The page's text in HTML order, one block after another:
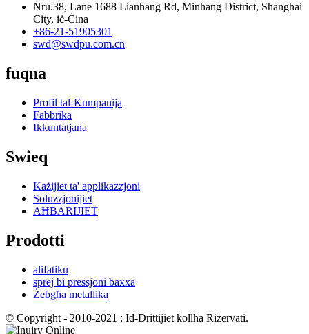
Nru.38, Lane 1688 Lianhang Rd, Minhang District, Shanghai
City, iċ-Ċina
+86-21-51905301
swd@swdpu.com.cn
fuqna
Profil tal-Kumpanija
Fabbrika
Ikkuntatjana
Swieq
Każijiet ta' applikazzjoni
Soluzzjonijiet
AĦBARIJIET
Prodotti
alifatiku
sprej bi pressjoni baxxa
Żebgħa metallika
© Copyright - 2010-2021 : Id-Drittijiet kollha Riżervati.